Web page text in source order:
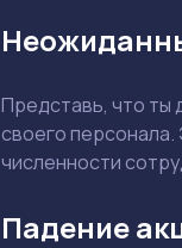
Представь, что ты
своего
численности
Падение